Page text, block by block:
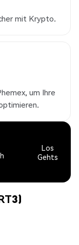
mit Krypto.
um Ihre
Los
Gehts